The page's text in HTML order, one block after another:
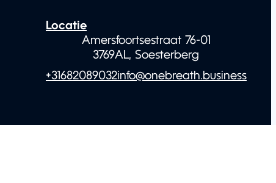
Locatie
Amersfoortsestraat 76-01
3769AL, Soesterberg
+31682089032info@onebreath.business